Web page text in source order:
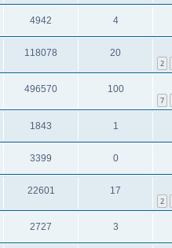
4
4942
2
20
118078
7
100
496570
1
1843
0
3399
2
17
22601
3
2727